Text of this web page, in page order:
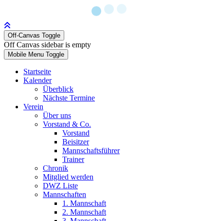
Off-Canvas Toggle
Off Canvas sidebar is empty
Mobile Menu Toggle
Startseite
Kalender
Überblick
Nächste Termine
Verein
Über uns
Vorstand & Co.
Vorstand
Beisitzer
Mannschaftsführer
Trainer
Chronik
Mitglied werden
DWZ Liste
Mannschaften
1. Mannschaft
2. Mannschaft